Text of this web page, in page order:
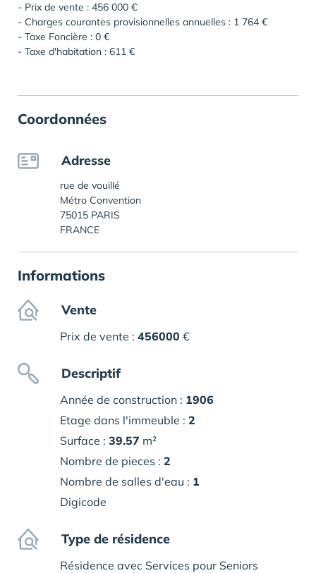
- Prix de vente : 456 000 €
- Charges courantes provisionnelles annuelles : 1 764 €
- Taxe Foncière : 0 €
- Taxe d'habitation : 611 €
Coordonnées
Adresse
rue de vouillé
Métro Convention
75015 PARIS
FRANCE
Informations
Vente
Prix de vente : 456000 €
Descriptif
Année de construction : 1906
Etage dans l'immeuble : 2
Surface : 39.57 m²
Nombre de pieces : 2
Nombre de salles d'eau : 1
Digicode
Type de résidence
Résidence avec Services pour Seniors